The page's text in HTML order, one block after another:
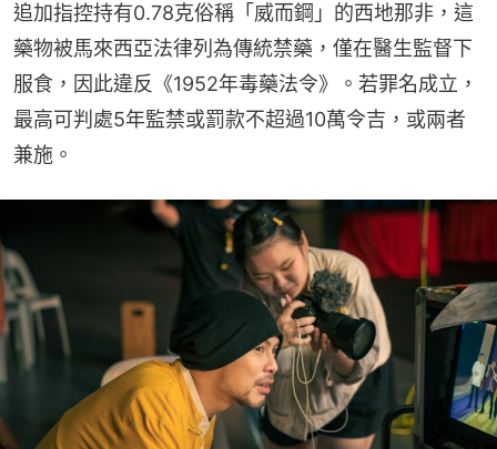
追加指控持有0.78克俗稱「威而鋼」的西地那非，這
藥物被馬來西亞法律列為傳統禁藥，僅在醫生監督下
服食，因此違反《1952年毒藥法令》。若罪名成立，
最高可判處5年監禁或罰款不超過10萬令吉，或兩者
兼施。